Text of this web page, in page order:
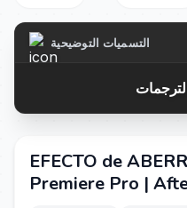
التسميات التوضيحية
EFECTO de
Premiere Pro |